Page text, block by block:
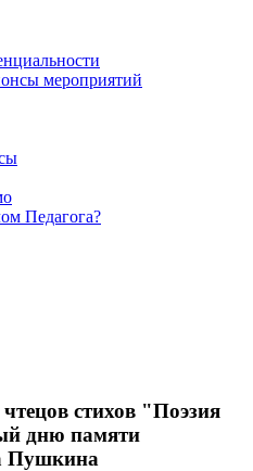
мероприятий
Педагога?
стихов "Поэзия
дню памяти
Пушкина